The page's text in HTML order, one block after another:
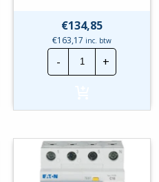
€134,85
€163,17 inc. btw
-
Eaton
xPole
MRB4
32A
C-
Kar.
4kA
hoeveelheid
+